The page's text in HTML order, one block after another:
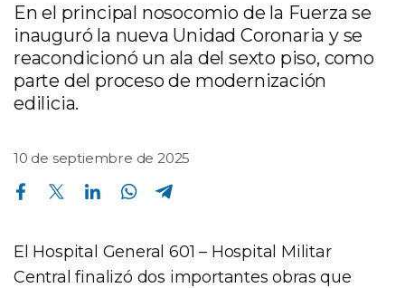
En el principal nosocomio de la Fuerza se
inauguró la nueva Unidad Coronaria y se
reacondicionó un ala del sexto piso, como
parte del proceso de modernización
edilicia.
10 de septiembre de 2025
Compartir en Facebook Compartir en Twitter Compartir en Linkedin Compartir en Whatsapp
El Hospital General 601 – Hospital Militar
Central finalizó dos importantes obras que